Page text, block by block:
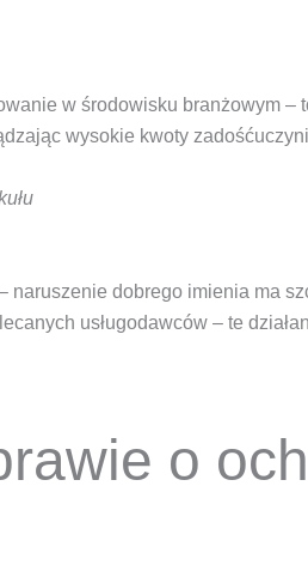
w środowisku branżowym –
wysokie kwoty
dobrego imienia ma
usługodawców – te
o